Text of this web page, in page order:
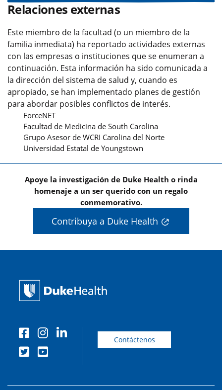
Relaciones externas
Este miembro de la facultad (o un miembro de la
familia inmediata) ha reportado actividades externas
con las empresas o instituciones que se enumeran a
continuación. Esta información ha sido comunicada a
la dirección del sistema de salud y, cuando es
apropiado, se han implementado planes de gestión
para abordar posibles conflictos de interés.
ForceNET
Facultad de Medicina de South Carolina
Grupo Asesor de WCRI Carolina del Norte
Universidad Estatal de Youngstown
Apoye la investigación de Duke Health o rinda
homenaje a un ser querido con un regalo
conmemorativo.
Contribuya a Duke Health
Contáctenos